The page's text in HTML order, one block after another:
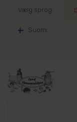
Vælg sprog:
Suomi